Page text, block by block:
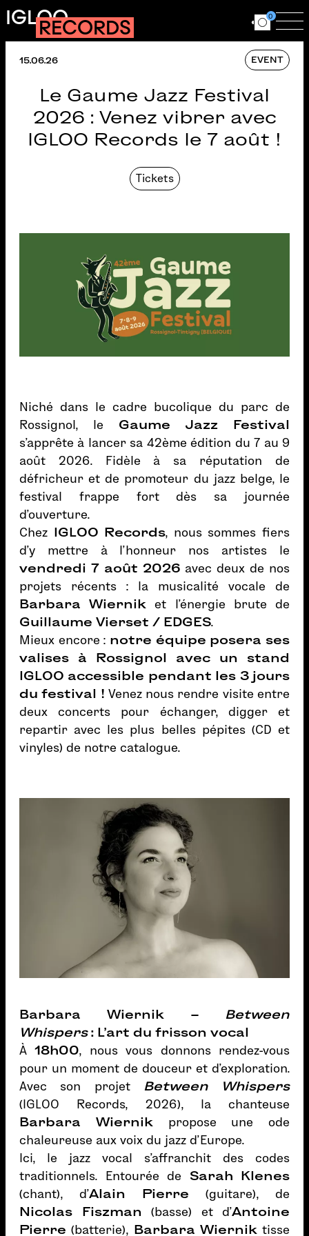
Aller au contenu principal
IGLOORECORDS Ouvrir le
0
EVENT
15.06.26
Le Gaume Jazz Festival
2026 : Venez vibrer avec
IGLOO Records le 7 août !
Tickets
Niché dans le cadre bucolique du parc de
Rossignol, le Gaume Jazz Festival
s'apprête à lancer sa 42ème édition du 7 au 9
août 2026. Fidèle à sa réputation de
défricheur et de promoteur du jazz belge, le
festival frappe fort dès sa journée
d'ouverture.
Chez
IGLOO Records, nous sommes fiers
d'y mettre à l'honneur nos artistes le
vendredi 7 août 2026 avec deux de nos
projets récents : la musicalité vocale de
Barbara Wiernik et l'énergie brute de
Guillaume Vierset / EDGES.
Mieux encore : notre équipe posera ses
valises à Rossignol avec un stand
IGLOO accessible pendant les 3 jours
du festival ! Venez nous rendre visite entre
deux concerts pour échanger, digger et
repartir avec les plus belles pépites (CD et
vinyles) de notre catalogue.
Barbara Wiernik –
Between
Whispers: L'art du frisson vocal
À18h00, nous vous donnons rendez-vous
pour un moment de douceur et d'exploration.
Avec son projet
Between Whispers
(IGLOO Records, 2026), la chanteuse
Barbara Wiernik propose une ode
chaleureuse aux voix du jazz d'Europe.
Ici, le jazz vocal s'affranchit des codes
traditionnels. Entourée de Sarah Klenes
(chant), d'Alain Pierre (guitare), de
Nicolas Fiszman (basse) et d'Antoine
Pierre (batterie), Barbara Wiernik tisse